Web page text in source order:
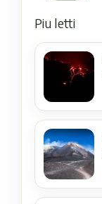
Piu letti